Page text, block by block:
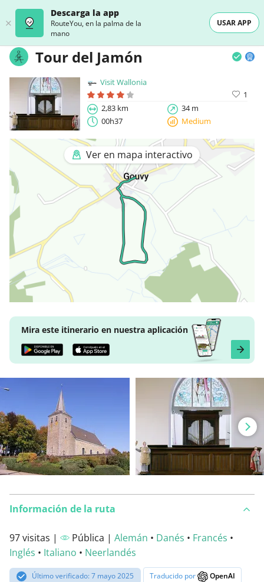
Descarga la app
RouteYou, en la palma de la
mano
USAR APP
Tour del Jamón
Visit Wallonia
1
2,83 km
34 m
00h37
Medium
Ver en mapa interactivo
Mira este itinerario en nuestra aplicación
Información de la ruta
97 visitas | Pública | Alemán • Danés • Francés •
Inglés • Italiano • Neerlandés
Último verificado: 7 mayo 2025 Traducido por OpenAI